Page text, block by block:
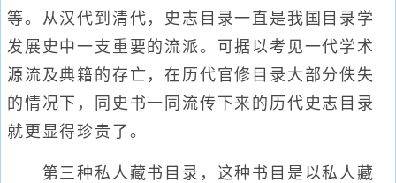
等。从汉代到清代，史志目录一直是我国目录学
发展史中一支重要的流派。可据以考见一代学术
源流及典籍的存亡，在历代官修目录大部分佚失
的情况下，同史书一同流传下来的历代史志目录
就更显得珍贵了。
第三种私人藏书目录，这种书目是以私人藏